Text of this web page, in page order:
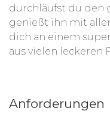
durchläufst du den
genießt ihn mit
dich an einem
aus vielen leckeren
Anforderungen